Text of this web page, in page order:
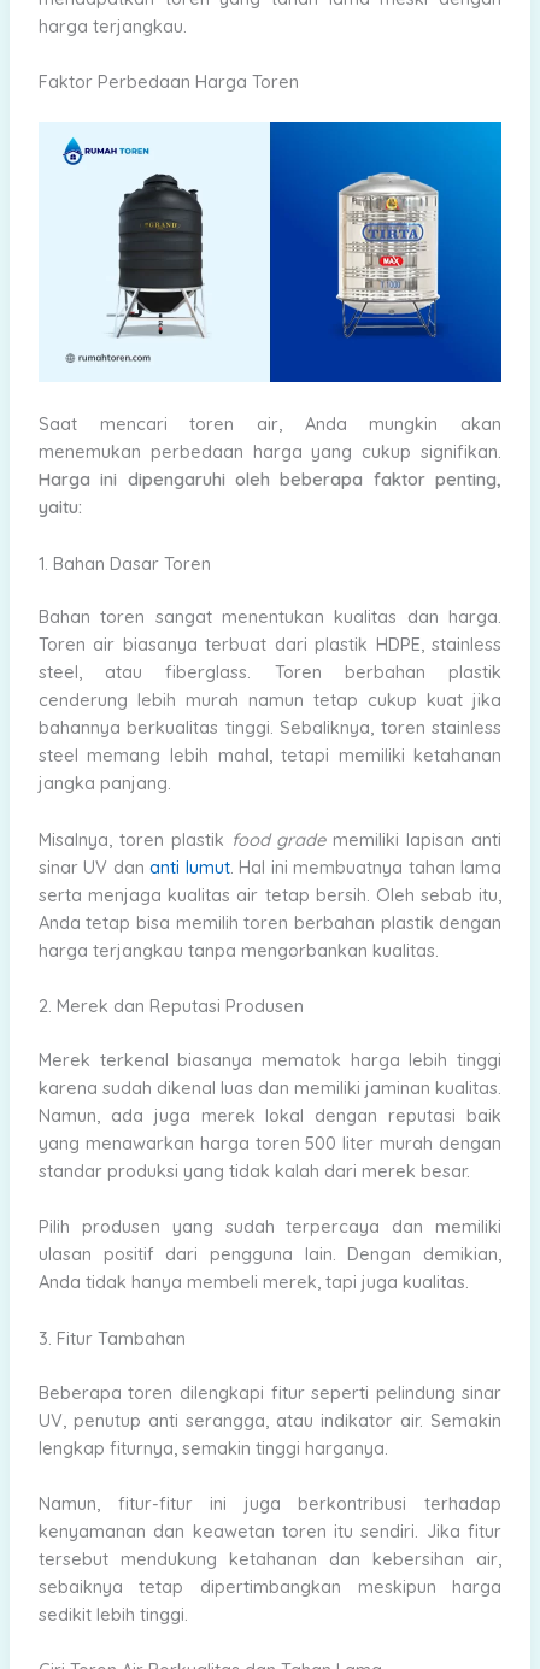
harga terjangkau.
Faktor Perbedaan Harga Toren
Saat mencari toren air, Anda mungkin akan
menemukan perbedaan harga yang cukup signifikan.
Harga ini dipengaruhi oleh beberapa faktor penting,
yaitu:
1. Bahan Dasar Toren
Bahan toren sangat menentukan kualitas dan harga.
Toren air biasanya terbuat dari plastik HDPE, stainless
steel, atau fiberglass. Toren berbahan plastik
cenderung lebih murah namun tetap cukup kuat jika
bahannya berkualitas tinggi. Sebaliknya, toren stainless
steel memang lebih mahal, tetapi memiliki ketahanan
jangka panjang.
Misalnya, toren plastik food gradememiliki lapisan anti
sinar UV dananti lumut. Hal ini membuatnya tahan lama
serta menjaga kualitas air tetap bersih. Oleh sebab itu,
Anda tetap bisa memilih toren berbahan plastik dengan
harga terjangkau tanpa mengorbankan kualitas.
2. Merek dan Reputasi Produsen
Merek terkenal biasanya mematok harga lebih tinggi
karena sudah dikenal luas dan memiliki jaminan kualitas.
Namun, ada juga merek lokal dengan reputasi baik
yang menawarkan harga toren 500 liter murah dengan
standar produksi yang tidak kalah dari merek besar.
Pilih produsen yang sudah terpercaya dan memiliki
ulasan positif dari pengguna lain. Dengan demikian,
Anda tidak hanya membeli merek, tapi juga kualitas.
3. Fitur Tambahan
Beberapa toren dilengkapi fitur seperti pelindung sinar
UV, penutup anti serangga, atau indikator air. Semakin
lengkap fiturnya, semakin tinggi harganya.
Namun, fitur-fitur ini juga berkontribusi terhadap
kenyamanan dan keawetan toren itu sendiri. Jika fitur
tersebut mendukung ketahanan dan kebersihan air,
sebaiknya tetap dipertimbangkan meskipun harga
sedikit lebih tinggi.